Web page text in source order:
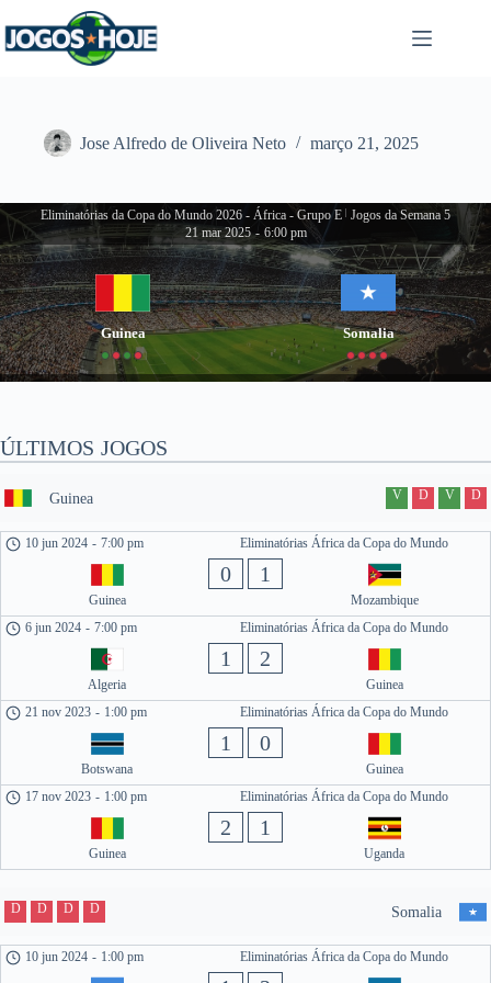
para
o
Jose Alfredo de Oliveira Neto março 21, 2025
Eliminatórias da Copa do Mundo 2026 - África - Grupo E Jogos da Semana 5
21 mar 2025 - 6:00 pm
Guinea Somalia
ÚLTIMOS JOGOS
Guinea V D V D
Eliminatórias África da Copa do Mundo
10 jun 2024 - 7:00 pm
Guinea
0 1
Mozambique
Eliminatórias África da Copa do Mundo
6 jun 2024 - 7:00 pm
Algeria
1 2
Guinea
Eliminatórias África da Copa do Mundo
21 nov 2023 - 1:00 pm
Botswana
1 0
Guinea
Eliminatórias África da Copa do Mundo
17 nov 2023 - 1:00 pm
Guinea
2 1
Uganda
Somalia
D D D D
Eliminatórias África da Copa do Mundo
10 jun 2024 - 1:00 pm